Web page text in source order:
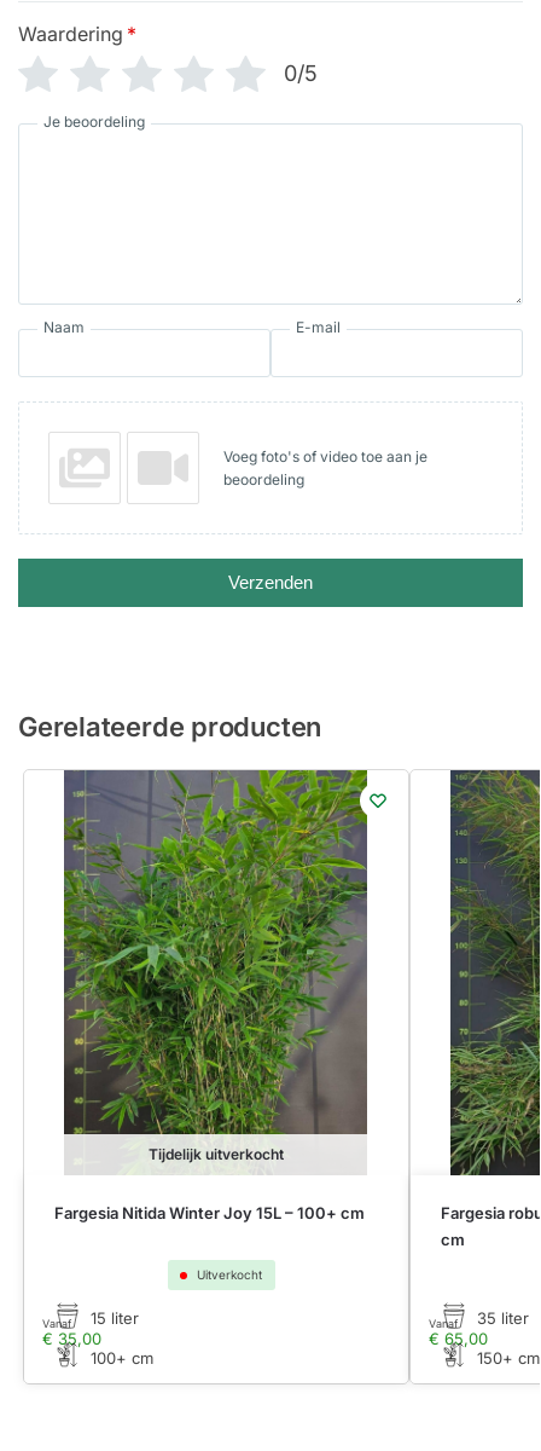
Waardering *
0/5
Je beoordeling
Naam E-mail
Voeg foto's of video toe aan je
beoordeling
Verzenden
Gerelateerde producten
Tijdelijk uitverkocht
Fargesia Nitida Winter Joy 15L – 100+ cm
Uitverkocht
€ 35,00
Vanaf 15 liter
100+ cm
Fargesia
cm
€ 65,00
Vanaf 35 liter
150+ cm